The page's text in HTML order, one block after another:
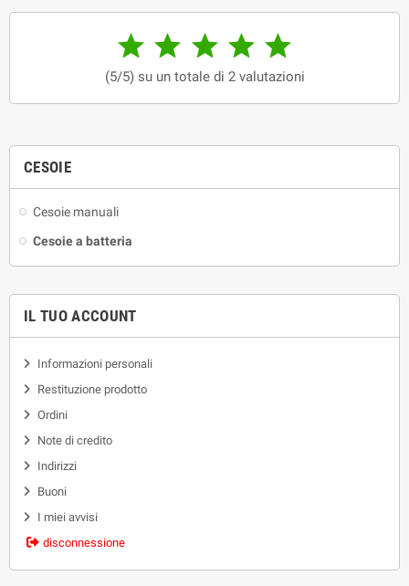
CESOIE
Cesoie manuali
Cesoie a batteria
IL TUO ACCOUNT
Informazioni personali
Restituzione prodotto
Ordini
Note di credito
Indirizzi
Buoni
I miei avvisi
disconnessione
    
(5/5) su un totale di 2 valutazioni